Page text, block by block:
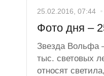
25.02.2016, 07:44
Фото дня –
Звезда Вольфа
тыс. световых
относят